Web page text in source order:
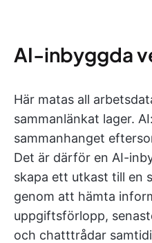
AI-inbyggda
Här matas all
sammanlänkat lager.
sammanhanget
Det är därför en AI-
skapa ett utkast till en
genom att hämta
uppgiftsförlopp,
och chatttrådar